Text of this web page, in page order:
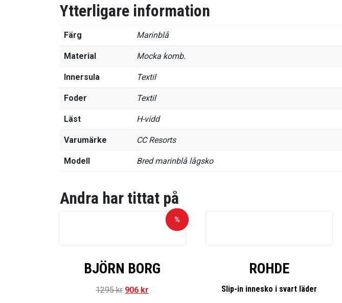
Ytterligare information
Färg Marinblå
Material Mocka komb.
Innersula Textil
Foder Textil
Läst H-vidd
Varumärke CC Resorts
Modell Bred marinblå lågsko
Andra har tittat på
Rea!
%
BJÖRN BORG
1295kr 906 kr
ROHDE
Slip-in innesko i svart läder